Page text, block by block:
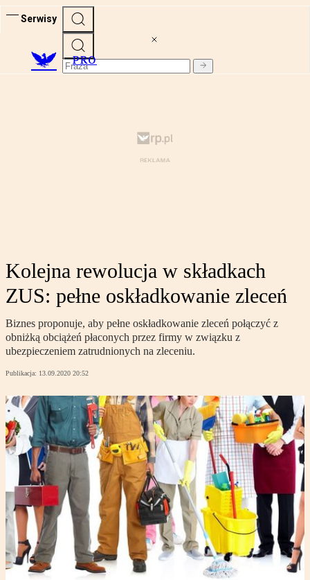
Serwisy
PRO
Kolejna rewolucja w składkach
ZUS: pełne oskładkowanie zleceń
Biznes proponuje, aby pełne oskładkowanie zleceń połączyć z
obniżką obciążeń płaconych przez firmy w związku z
ubezpieczeniem zatrudnionych na zleceniu.
Publikacja: 13.09.2020 20:52